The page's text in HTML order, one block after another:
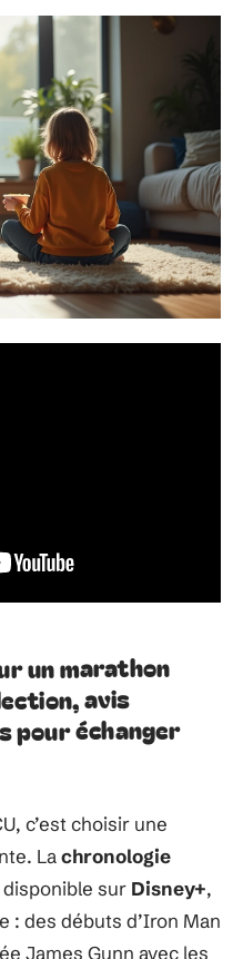
un marathon
avis
pour échanger
c’est choisir une
Lachronologie
sur Disney+,
: des débuts d’Iron Man
James Gunn avec les